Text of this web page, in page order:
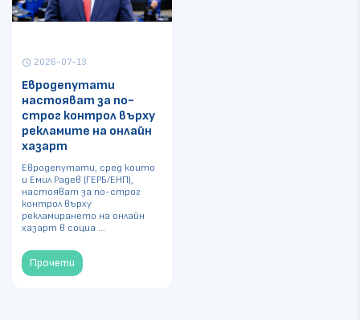
schedule 2026-07-13
Евродепутати
настояват за по-
строг контрол върху
рекламите на онлайн
хазарт
Евродепутати, сред които
и Емил Радев (ГЕРБ/ЕНП),
настояват за по-строг
контрол върху
рекламирането на онлайн
хазарт в социа ...
Прочети